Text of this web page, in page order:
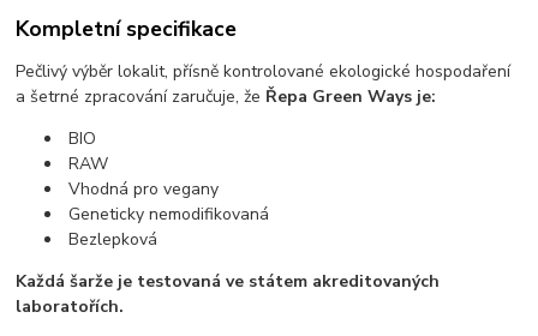
Kompletní specifikace
Pečlivý výběr lokalit, přísně kontrolované ekologické hospodaření
a šetrné zpracování zaručuje, že Řepa Green Ways je:
BIO
RAW
Vhodná pro vegany
Geneticky nemodifikovaná
Bezlepková
Každá šarže je testovaná ve státem akreditovaných
laboratořích.